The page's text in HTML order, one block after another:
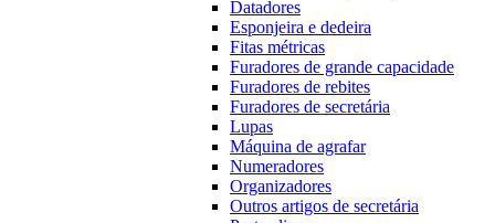
Datadores
Esponjeira e dedeira
Fitas métricas
Furadores de grande capacidade
Furadores de rebites
Furadores de secretária
Lupas
Máquina de agrafar
Numeradores
Organizadores
Outros artigos de secretária